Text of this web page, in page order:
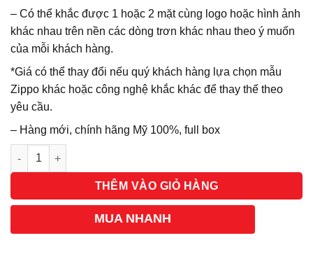
– Có thể khắc được 1 hoặc 2 mặt cùng logo hoặc hình ảnh
khác nhau trên nền các dòng trơn khác nhau theo ý muốn
của mỗi khách hàng.
*Giá có thể thay đổi nếu quý khách hàng lựa chọn mẫu
Zippo khác hoặc công nghệ khắc khác để thay thế theo
yêu cầu.
– Hàng mới, chính hãng Mỹ 100%, full box
Số lượng
THÊM VÀO GIỎ HÀNG
MUA NHANH